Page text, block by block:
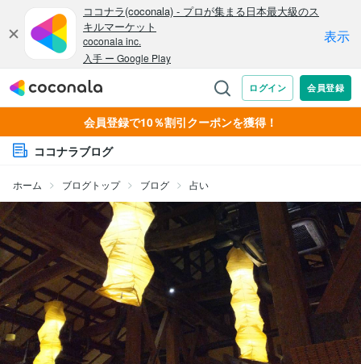
会員登録で10％割引クーポンを獲得！
ココナラブログ
ホーム ブログトップ ブログ 占い